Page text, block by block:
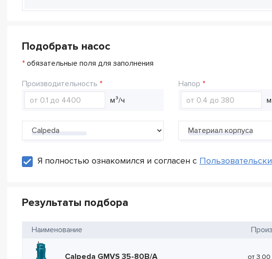
Подобрать насос
* обязательные поля для заполнения
Производительность
м³/ч
Напор
м
Производитель Материал корпуса
Я полностью ознакомился и согласен с
Результаты подбора
Наименование
Calpeda GMVS 35-80B/A от